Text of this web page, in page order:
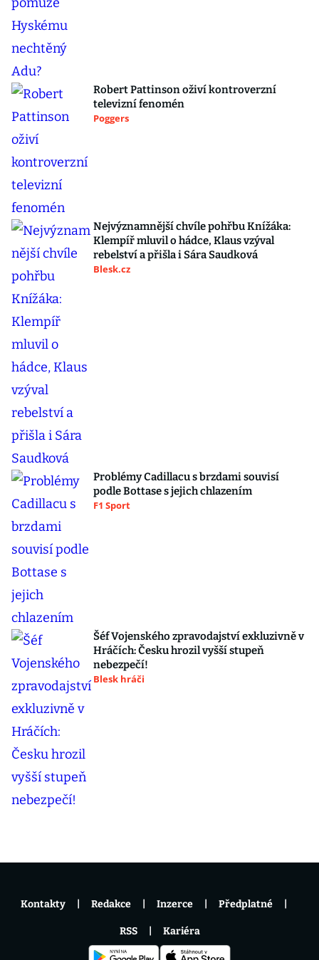
Robert Pattinson oživí kontroverzní
televizní fenomén
Poggers
Nejvýznamnější chvíle pohřbu Knížáka:
Klempíř mluvil o hádce, Klaus vzýval
rebelství a přišla i Sára Saudková
Blesk.cz
Problémy Cadillacu s brzdami souvisí
podle Bottase s jejich chlazením
F1 Sport
Šéf Vojenského zpravodajství exkluzivně v
Hráčích: Česku hrozil vyšší stupeň
nebezpečí!
Blesk hráči
Kontakty Redakce Inzerce Předplatné
RSS Kariéra